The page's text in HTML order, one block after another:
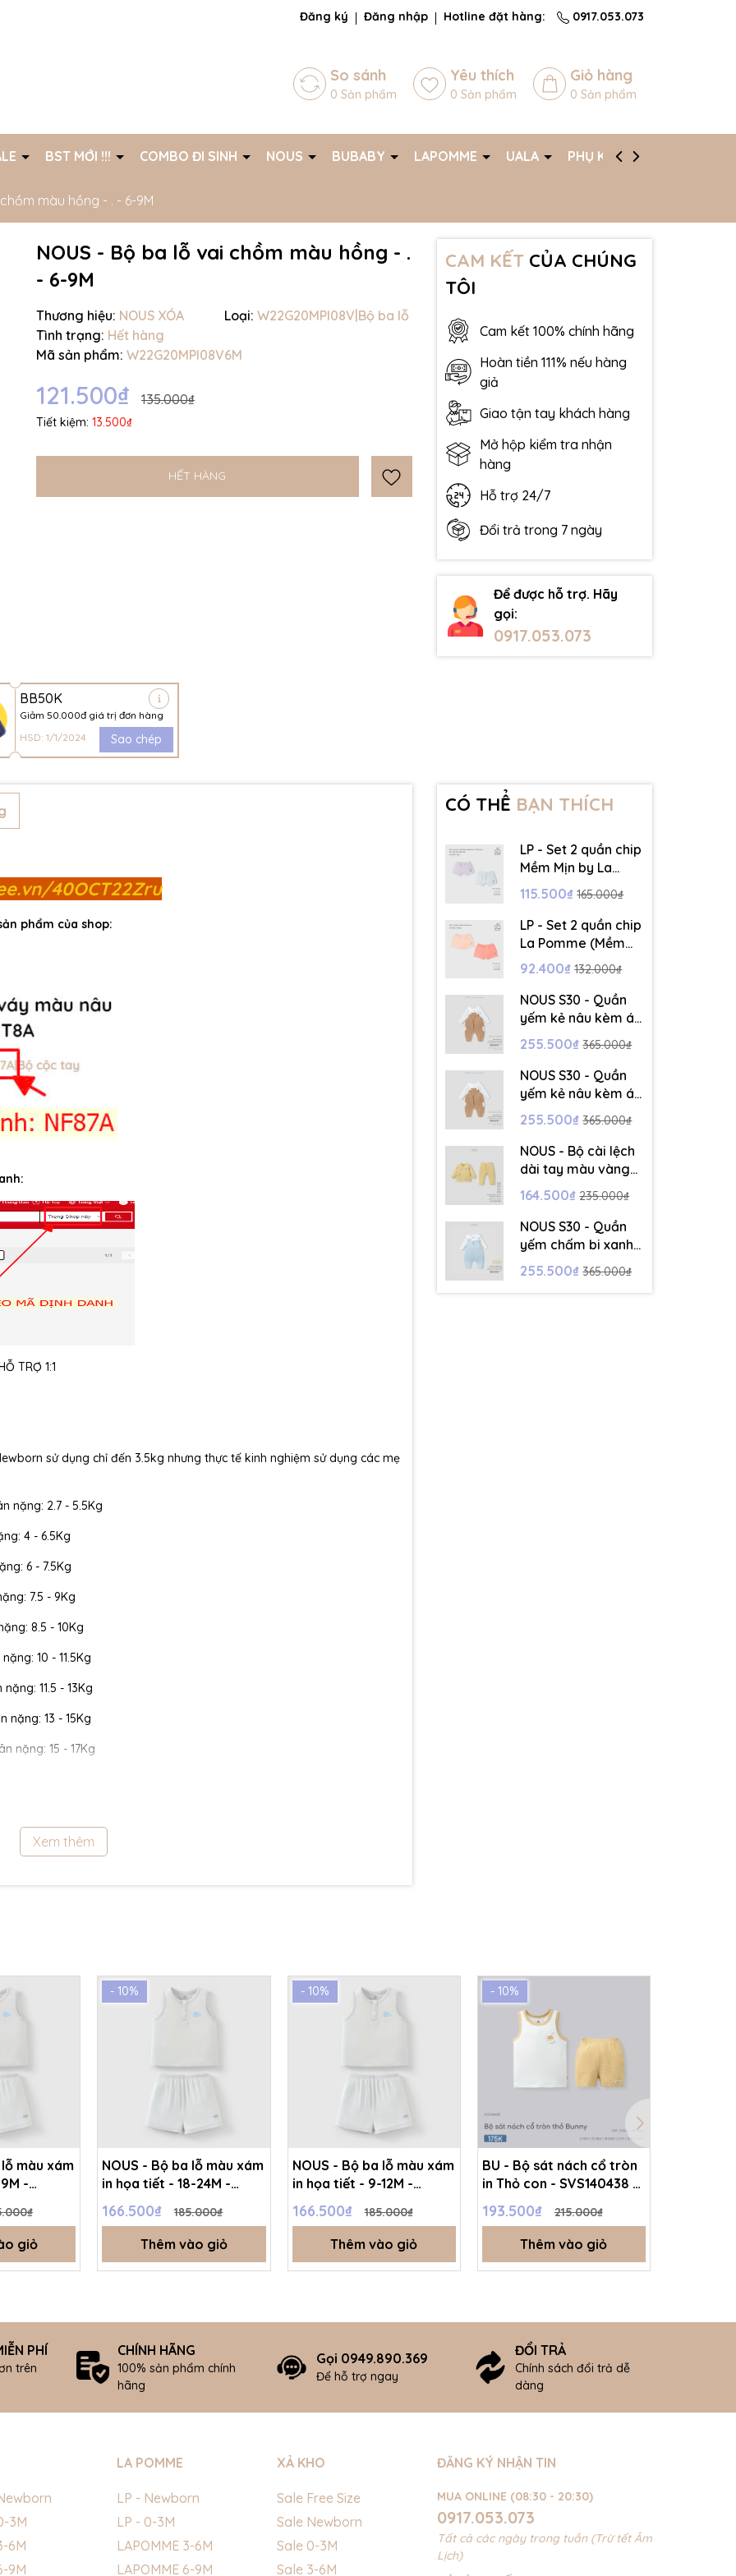
chờ đợi bạn Đăng ký Đăng nhập Hotline đặt hàng: 0917.053.073
So sánh
0 Sản phẩm
Yêu thích
0 Sản phẩm
Giỏ hàng
0 Sản phẩm
BST MỚI !!! COMBO ĐI SINH NOUS BUBABY LAPOMME UALA PHỤ KIỆN
màu hồng - . - 6-9M
NOUS - Bộ ba lỗ vai chồm màu hồng - .
- 6-9M
Thương hiệu: NOUS XÓA Loại: W22G20MPI08V|Bộ ba lỗ
Tình trạng: Hết hàng
Mã sản phẩm: W22G20MPI08V6M
121.500₫ 135.000₫
Tiết kiệm: 13.500₫
HẾT HÀNG
CAM KẾTCỦA CHÚNG
TÔI
Cam kết 100% chính hãng
Hoàn tiền 111% nếu hàng
giả
Giao tận tay khách hàng
Mở hộp kiểm tra nhận
hàng
Hỗ trợ 24/7
Đổi trả trong 7 ngày
Để được hỗ trợ. Hãy
gọi:
0917.053.073
BB50K
Giảm 50.000đ giá trị đơn hàng
HSD: 1/1/2024
Sao chép
Mã giảm giá:
Điều kiện:
40OCT22Zru
phẩm của shop:
TRỢ 1:1
sử dụng chỉ đến 3.5kg nhưng thực tế kinh nghiệm sử dụng các mẹ
nặng: 2.7 - 5.5Kg
4 - 6.5Kg
6 - 7.5Kg
7.5 - 9Kg
8.5 - 10Kg
10 - 11.5Kg
11.5 - 13Kg
nặng: 13 - 15Kg
nặng: 15 - 17Kg
Xem thêm
CÓ THỂ BẠN THÍCH
LP - Set 2 quần chip
Mềm Mịn by La
Pomme dễ chịu cả
ngày dài - Ghi - 12-
18M - SS26.T6A
115.500₫ 165.000₫
LP - Set 2 quần chip
La Pomme (Mềm
Mịn) - Hồng - 12-
18M - SS26.T6A
92.400₫ 132.000₫
NOUS S30 - Quần
yếm kẻ nâu kèm áo
dài tay màu trắng -
3-6M - SS26.T5C
255.500₫ 365.000₫
NOUS S30 - Quần
yếm kẻ nâu kèm áo
dài tay màu trắng -
6-9M - SS26.T5C
255.500₫ 365.000₫
NOUS - Bộ cài lệch
dài tay màu vàng
thêu trang trí - 12-
18M - SS26.T5C
164.500₫ 235.000₫
NOUS S30 - Quần
yếm chấm bi xanh
kèm áo dài tay
màu trắng - 9-12M
- SS26.T5C
255.500₫ 365.000₫
màu xám
-
giỏ
- 10%
NOUS - Bộ ba lỗ màu xám
in họa tiết - 18-24M -
166.500₫ 185.000₫
Thêm vào giỏ
- 10%
NOUS - Bộ ba lỗ màu xám
in họa tiết - 9-12M -
166.500₫ 185.000₫
Thêm vào giỏ
- 10%
BU - Bộ sát nách cổ tròn
in Thỏ con - SVS140438 -
SS26.T5B
193.500₫ 215.000₫
Thêm vào giỏ
PHÍ
trên
CHÍNH HÃNG
100% sản phẩm chính
hãng
Gọi 0949.890.369
Để hỗ trợ ngay
ĐỔI TRẢ
Chính sách đổi trả dễ
dàng
3M
6M
9M
LA POMME
LP - Newborn
LP - 0-3M
LAPOMME 3-6M
LAPOMME 6-9M
XẢ KHO
Sale Free Size
Sale Newborn
Sale 0-3M
Sale 3-6M
ĐĂNG KÝ NHẬN TIN
MUA ONLINE (08:30 - 20:30)
0917.053.073
Tất cả các ngày trong tuần (Trừ tết Âm
Lịch)